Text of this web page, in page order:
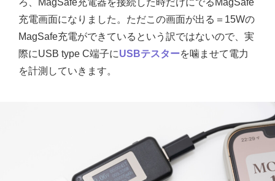
ろ、MagSafe充電器を接続した時だけにでるMagSafe
充電画面になりました。ただこの画面が出る＝15Wの
MagSafe充電ができているという訳ではないので、実
際にUSB type C端子にUSBテスターを噛ませて電力
を計測していきます。